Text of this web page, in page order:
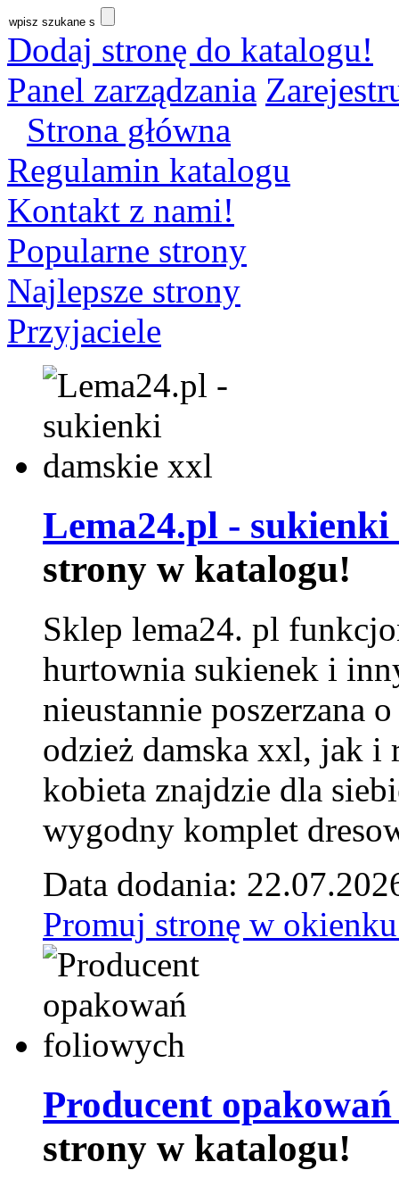
Dodaj stronę do katalogu!
Panel zarządzania
Strona główna
Regulamin katalogu
Kontakt z nami!
Popularne strony
Najlepsze strony
Przyjaciele
Lema24.pl -
strony w katalogu!
Sklep lema24. pl
hurtownia sukienek i
nieustannie poszerzana
odzież damska xxl, jak i
kobieta znajdzie dla
wygodny komplet
Data dodania:
Promuj stronę w
Producent
strony w katalogu!